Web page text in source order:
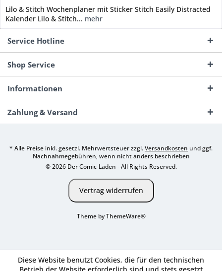
Lilo & Stitch Wochenplaner mit Sticker Stitch Easily Distracted
Kalender Lilo & Stitch... mehr
Service Hotline
Shop Service
Informationen
Zahlung & Versand
* Alle Preise inkl. gesetzl. Mehrwertsteuer zzgl.Versandkosten und ggf.
Nachnahmegebühren, wenn nicht anders beschrieben
© 2026 Der Comic-Laden - All Rights Reserved.
Vertrag widerrufen
Theme byThemeWare®
Diese Website benutzt Cookies, die für den technischen